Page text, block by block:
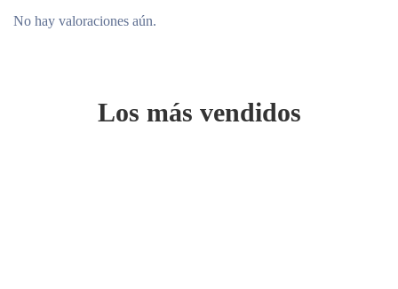
No hay valoraciones aún.
Los más vendidos